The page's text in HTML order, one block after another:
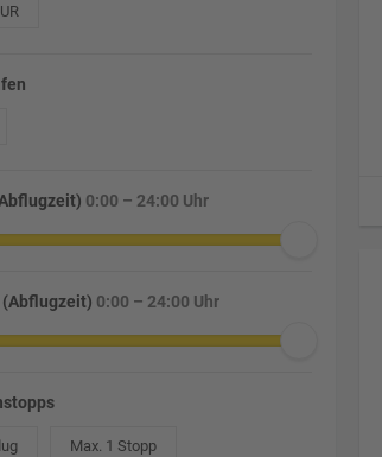
0:00 – 24:00 Uhr
(Abflugzeit) 0:00 – 24:00 Uhr
Max. 1 Stopp